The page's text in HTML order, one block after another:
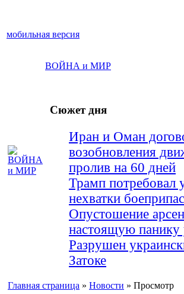
мобильная версия
ВОЙНА и МИР
Сюжет дня
Иран и Оман
возобновления
пролив на 60 дней
Трамп потребовал
нехватки
Опустошение
настоящую
Разрушен
Затоке
Главная страница » Новости » Просмотр